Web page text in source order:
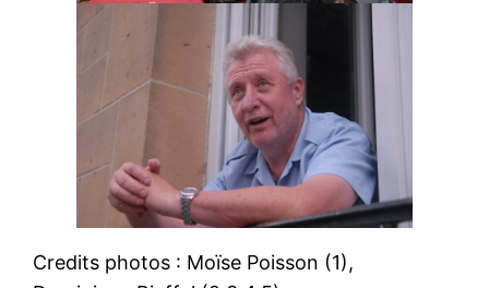
Credits photos : Moïse Poisson (1),